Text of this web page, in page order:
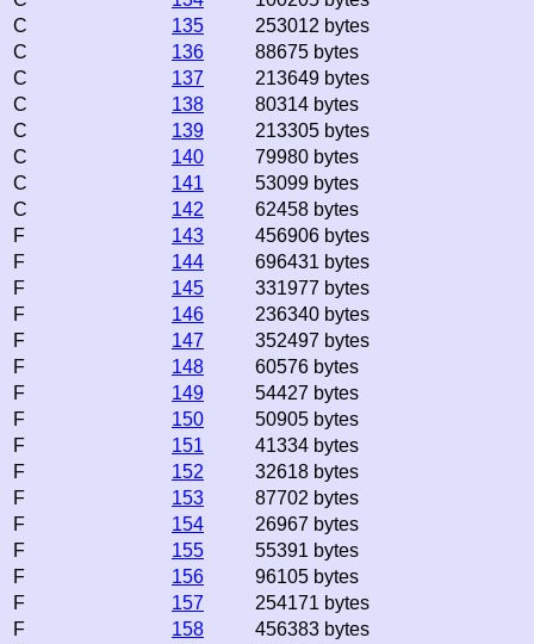
C
135
253012 bytes
C
136
88675 bytes
C
137
213649 bytes
C
138
80314 bytes
C
139
213305 bytes
C
140
79980 bytes
C
141
53099 bytes
C
142
62458 bytes
F
143
456906 bytes
F
144
696431 bytes
F
145
331977 bytes
F
146
236340 bytes
F
147
352497 bytes
F
148
60576 bytes
F
149
54427 bytes
F
150
50905 bytes
F
151
41334 bytes
F
152
32618 bytes
F
153
87702 bytes
F
154
26967 bytes
F
155
55391 bytes
F
156
96105 bytes
F
157
254171 bytes
F
158
456383 bytes